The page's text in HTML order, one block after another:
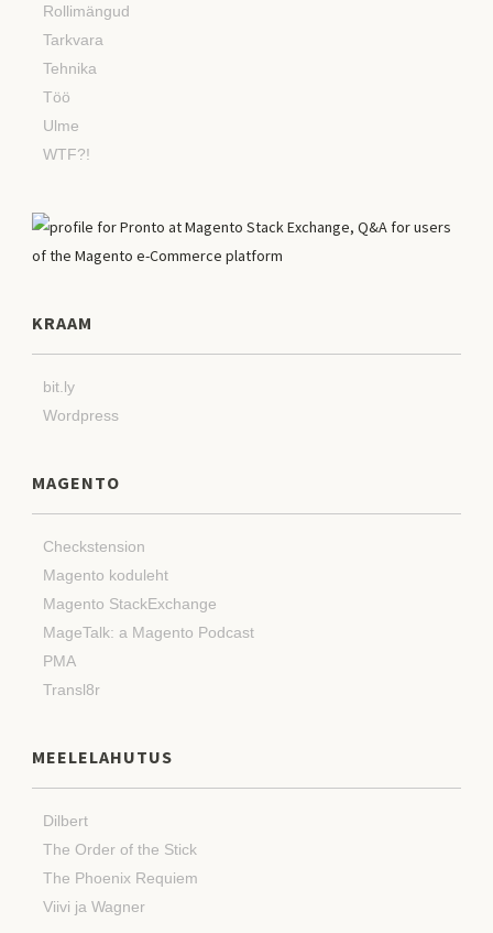
Rollimängud
Tarkvara
Tehnika
Töö
Ulme
WTF?!
KRAAM
bit.ly
Wordpress
MAGENTO
Checkstension
Magento koduleht
Magento StackExchange
MageTalk: a Magento Podcast
PMA
Transl8r
MEELELAHUTUS
Dilbert
The Order of the Stick
The Phoenix Requiem
Viivi ja Wagner